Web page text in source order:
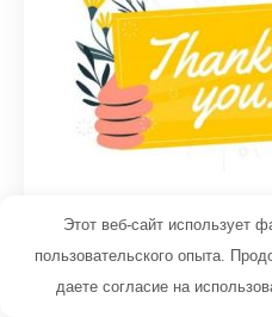
Этот веб-сайт использует
пользовательского опыта.
даете согласие на